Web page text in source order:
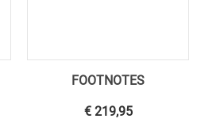
FOOTNOTES
€ 219,95